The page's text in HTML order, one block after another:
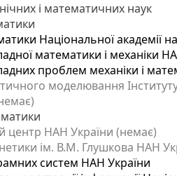
і математичних наук
Національної академії
математики і механіки
проблем механіки і
моделювання
центр НАН України (немає)
ім. В.М. Глушкова НАН
систем НАН України